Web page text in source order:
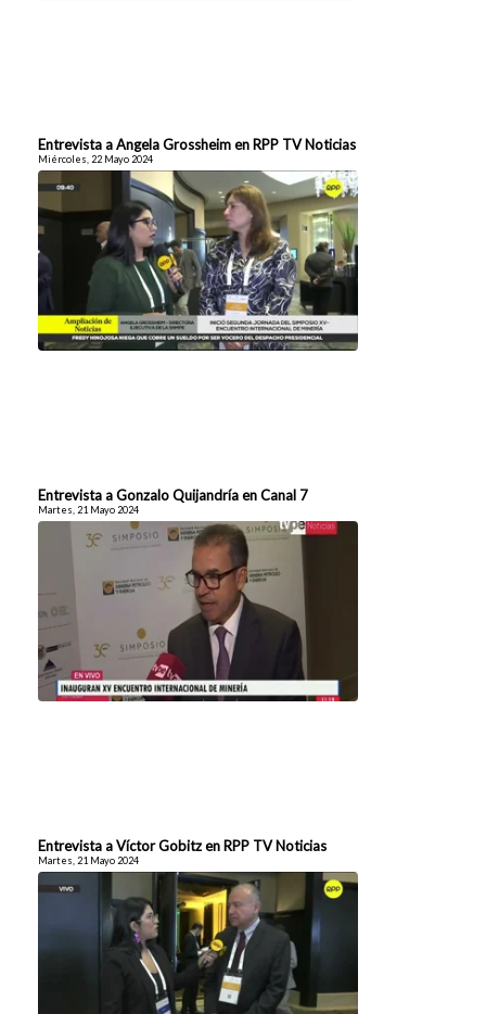
Entrevista a Angela Grossheim en RPP TV Noticias
Miércoles, 22 Mayo 2024
Entrevista a Gonzalo Quijandría en Canal 7
Martes, 21 Mayo 2024
Entrevista a Víctor Gobitz en RPP TV Noticias
Martes, 21 Mayo 2024